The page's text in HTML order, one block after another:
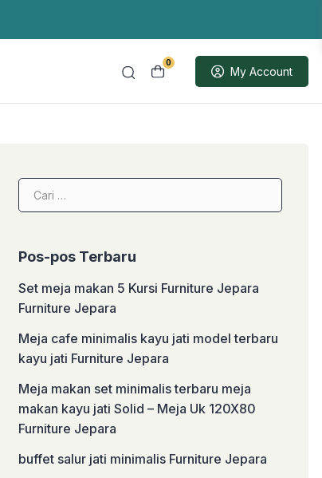
0
My Account
Cari
untuk:
Pos-pos Terbaru
Set meja makan 5 Kursi Furniture Jepara
Furniture Jepara
Meja cafe minimalis kayu jati model terbaru
kayu jati Furniture Jepara
Meja makan set minimalis terbaru meja
makan kayu jati Solid – Meja Uk 120X80
Furniture Jepara
buffet salur jati minimalis Furniture Jepara